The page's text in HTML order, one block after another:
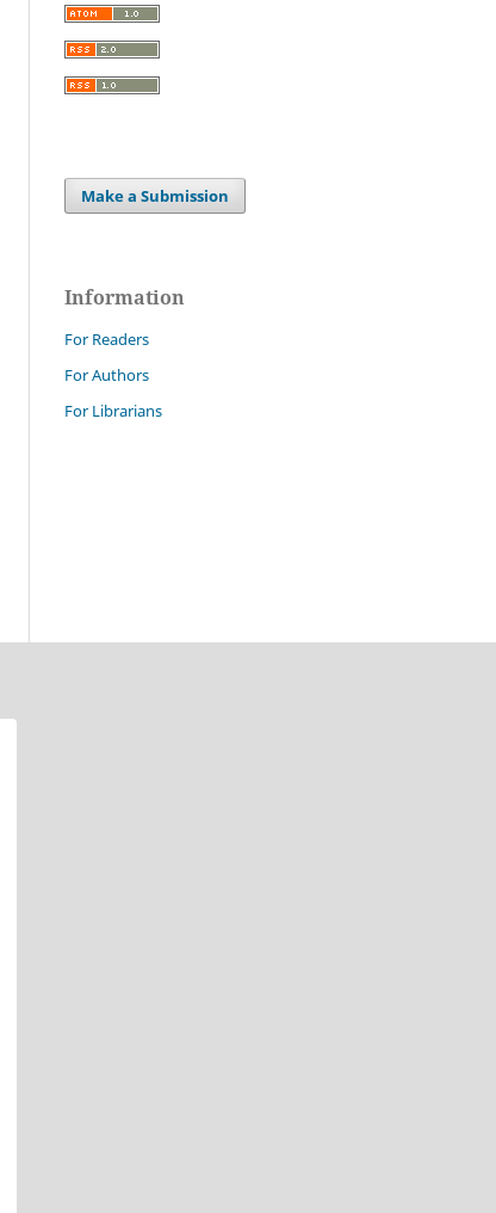
Make a Submission
Information
For Readers
For Authors
For Librarians